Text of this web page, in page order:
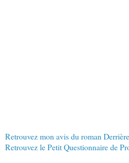
Retrouvez mon avis du roman
Retrouvez le Petit Questionnaire de